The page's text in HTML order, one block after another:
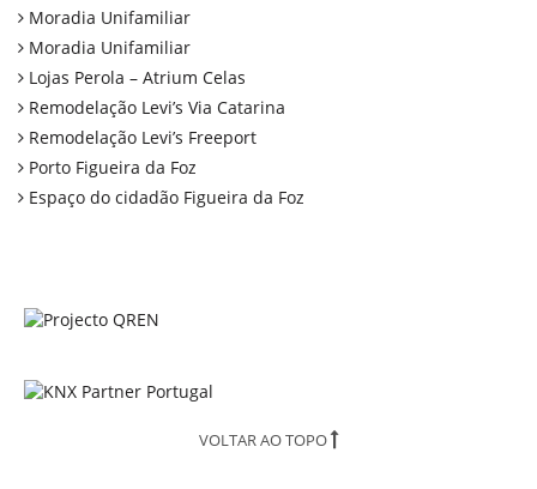
Moradia Unifamiliar
Moradia Unifamiliar
Lojas Perola – Atrium Celas
Remodelação Levi’s Via Catarina
Remodelação Levi’s Freeport
Porto Figueira da Foz
Espaço do cidadão Figueira da Foz
VOLTAR AO TOPO